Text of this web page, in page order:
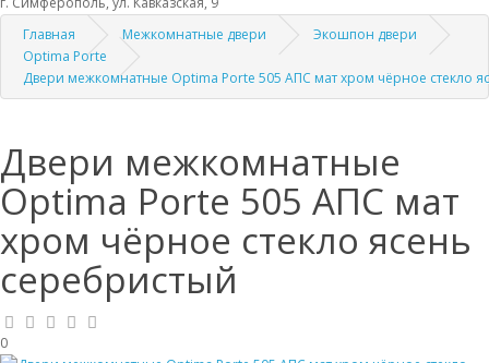
Главная
Межкомнатные двери
Экошпон двери
Optima Porte
Двери межкомнатные Optima Porte 505 АПС мат хром чёрное стекло
Двери межкомнатные
Optima Porte 505 АПС мат
хром чёрное стекло ясень
серебристый
0